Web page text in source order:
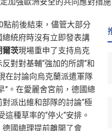
點前後結束，儘管大部分
統府時沒有立即發表講
爾茨現場重申了支持烏克
對對基輔“強加的所謂“和
在討論向烏克蘭派遣軍隊
”。在愛麗舍宮前，德國總
派出維和部隊的討論“極
這種草率的“停火“安排。
國總理提前離開了會